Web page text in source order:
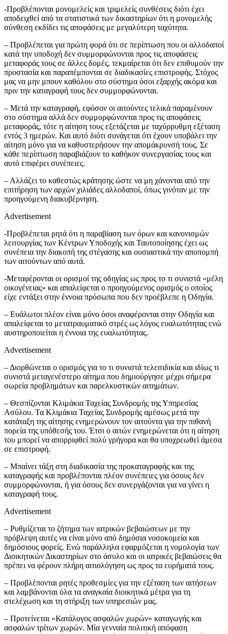
-Προβλέπονται μονομελείς και τριμελείς συνθέσεις διότι έχει
αποδειχθεί από τα στατιστικά των δικαστηρίων ότι η μονομελής
σύνθεση εκδίδει τις αποφάσεις με μεγαλύτερη ταχύτητα.
– Προβλέπεται για πρώτη φορά ότι σε περίπτωση που οι αλλοδαποί
κατά την υποδοχή δεν συμμορφώνονται προς τις αποφάσεις
μεταφοράς τους σε άλλες δομές, τεκμαίρεται ότι δεν επιθυμούν την
προστασία και παραπέμπονται σε διαδικασίες επιστροφής. Στόχος
μας να μην μπουν καθόλου στο σύστημα όσοι εξαρχής ακόμα και
πριν την καταγραφή τους δεν συμμορφώνονται.
– Μετά την καταγραφή, εφόσον οι αιτούντες τελικά παραμένουν
στο σύστημα αλλά δεν συμμορφώνονται προς τις αποφάσεις
μεταφοράς, τότε η αίτηση τους εξετάζεται με ταχύρρυθμη εξέταση
εντός 3 ημερών. Και αυτό διότι συνάγεται ότι έχουν υποβάλει την
αίτηση μόνο για να καθυστερήσουν την απομάκρυνσή τους. Σε
κάθε περίπτωση παραβιάζουν το καθήκον συνεργασίας τους και
αυτό επιφέρει συνέπειες.
– Αλλάζει το καθεστώς κράτησης ώστε να μη χάνονται από την
επιτήρηση των αρχών χιλιάδες αλλοδαποί, όπως γινόταν με την
προηγούμενη διακυβέρνηση.
Advertisement
-Προβλέπεται ρητά ότι η παραβίαση των όρων και κανονισμών
λειτουργίας των Κέντρων Υποδοχής και Ταυτοποίησης έχει ως
συνέπεια την διακοπή της στέγασης και ουσιαστικά την αποπομπή
των αιτούντων από αυτά.
-Μεταφέρονται οι ορισμοί της οδηγίας ως προς το τι συνιστά «μέλη
οικογένειας» και απαλείφεται ο προηγούμενος ορισμός ο οποίος
είχε εντάξει στην έννοια πρόσωπα που δεν προέβλεπε η Οδηγία.
– Ευάλωτοι πλέον είναι μόνο όσοι αναφέρονται στην Οδηγία και
απαλείφεται το μετατραυματικό στρές ως λόγος ευαλωτότητας ενώ
αυστηροποιείται η έννοια της ευαλωτότητας.
Advertisement
– Διορθώνεται ο ορισμός για το τι συνιστά τελεσιδικία και ιδίως τι
συνιστά μεταγενέστερο αίτημα που δημιούργησε μέχρι σήμερα
σωρεία προβλημάτων και παρελκυστικών αιτημάτων.
– Θεσπίζονται Κλιμάκια Ταχείας Συνδρομής της Υπηρεσίας
Ασύλου. Τα Κλιμάκια Ταχείας Συνδρομής αμέσως μετά την
κατάταξη της αίτησης ενημερώνουν τον αιτούντα για την πιθανή
πορεία της υπόθεσής του. Έτσι ο αιτών ενημερώνεται ότι η αίτηση
του μπορεί να απορριφθεί πολύ γρήγορα και θα υποχρεωθεί άμεσα
σε επιστροφή.
– Μπαίνει τάξη στη διαδικασία της προκαταγραφής και της
καταγραφής και προβλέπονται πλέον συνέπειες για όσους δεν
συμμορφώνονται, ή για όσους δεν συνεργάζονται για να γίνει η
καταγραφή τους.
Advertisement
– Ρυθμίζεται το ζήτημα των ιατρικών βεβαιώσεων με την
πρόβλεψη αυτές να είναι μόνο από δημόσια νοσοκομεία και
δημόσιους φορείς. Ενώ παράλληλα εφαρμόζεται η νομολογία των
Διοικητικών Δικαστηρίων στο άσυλο και οι ιατρικές βεβαιώσεις θα
πρέπει να φέρουν πλήρη αιτιολόγηση ως προς τα ευρήματά τους.
– Προβλέπονται ρητές προθεσμίες για την εξέταση των αιτήσεων
και λαμβάνονται όλα τα αναγκαία διοικητικά μέτρα για τη
στελέχωση και τη στήριξη των υπηρεσιών μας.
– Προτείνεται «Κατάλογος ασφαλών χωρών» καταγωγής και
ασφαλών τρίτων χωρών. Μία γενναία πολιτική απόφαση